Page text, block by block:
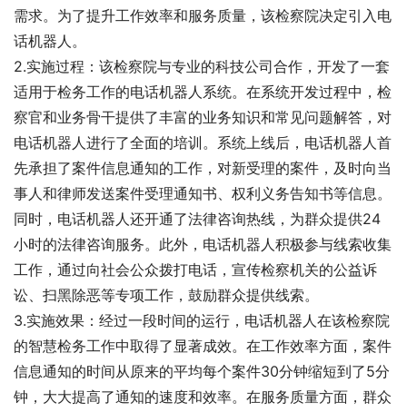
需求。为了提升工作效率和服务质量，该检察院决定引入电
话机器人。
2.实施过程：该检察院与专业的科技公司合作，开发了一套
适用于检务工作的电话机器人系统。在系统开发过程中，检
察官和业务骨干提供了丰富的业务知识和常见问题解答，对
电话机器人进行了全面的培训。系统上线后，电话机器人首
先承担了案件信息通知的工作，对新受理的案件，及时向当
事人和律师发送案件受理通知书、权利义务告知书等信息。
同时，电话机器人还开通了法律咨询热线，为群众提供24
小时的法律咨询服务。此外，电话机器人积极参与线索收集
工作，通过向社会公众拨打电话，宣传检察机关的公益诉
讼、扫黑除恶等专项工作，鼓励群众提供线索。
3.实施效果：经过一段时间的运行，电话机器人在该检察院
的智慧检务工作中取得了显著成效。在工作效率方面，案件
信息通知的时间从原来的平均每个案件30分钟缩短到了5分
钟，大大提高了通知的速度和效率。在服务质量方面，群众